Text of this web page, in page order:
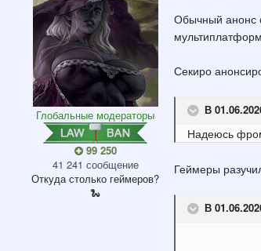
Глобальные модераторы
99 250
41 241 сообщение
Откудастолько геймеров?
🐍
Обычный анонс
Секиро
В
Надеюсь
Геймеры
В